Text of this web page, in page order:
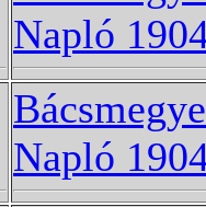
Napló
Napló